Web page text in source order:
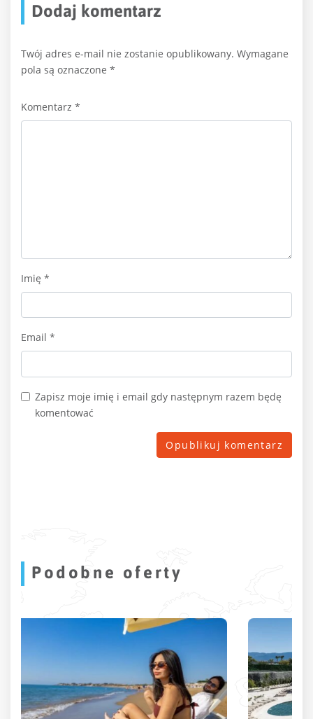
Dodaj komentarz
Twój adres e-mail nie zostanie opublikowany. Wymagane
pola są oznaczone *
Komentarz *
Imię *
Email *
Zapisz moje imię i email gdy następnym razem będę
komentować
Podobne oferty